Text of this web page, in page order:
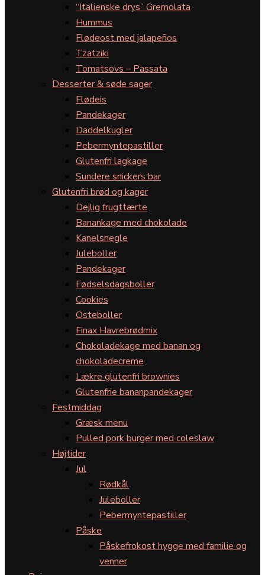
“Italienske drys” Gremolata
Hummus
Flødeost med jalapeños
Tzatziki
Tomatsovs – Passata
Desserter & søde sager
Flødeis
Pandekager
Daddelkugler
Pebermyntepastiller
Glutenfri lagkage
Sundere snickers bar
Glutenfri brød og kager
Dejlig frugttærte
Banankage med chokolade
Kanelsnegle
Juleboller
Pandekager
Fødselsdagsboller
Cookies
Osteboller
Finax Havrebrødmix
Chokoladekage med banan og
chokoladecreme
Lækre glutenfri brownies
Glutenfrie bananpandekager
Festmiddag
Græsk menu
Pulled pork burger med coleslaw
Højtider
Jul
Rødkål
Juleboller
Pebermyntepastiller
Påske
Påskefrokost hygge med familie og
venner